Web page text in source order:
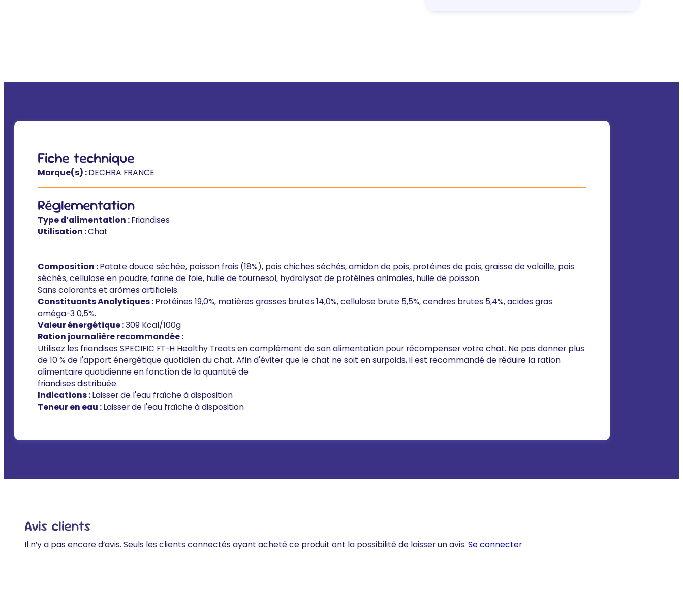
Fiche technique
Marque(s) :DECHRA FRANCE
Réglementation
Type d’alimentation :Friandises
Utilisation :Chat
Composition :Patate douce séchée, poisson frais (18%), pois chiches séchés, amidon de pois, protéines de pois, graisse de volaille, pois
séchés, cellulose en poudre, farine de foie, huile de tournesol, hydrolysat de protéines animales, huile de poisson.
Sans colorants et arômes artificiels.
Constituants Analytiques :Protéines 19,0%, matières grasses brutes 14,0%, cellulose brute 5,5%, cendres brutes 5,4%, acides gras
oméga-3 0,5%.
Valeur énergétique :309 Kcal/100g
Ration journalière recommandée :
Utilisez les friandises SPECIFIC FT-H Healthy Treats en complément de son alimentation pour récompenser votre chat. Ne pas donner plus
de 10 % de l'apport énergétique quotidien du chat. Afin d'éviter que le chat ne soit en surpoids, il est recommandé de réduire la ration
alimentaire quotidienne en fonction de la quantité de
friandises distribuée.
Indications :Laisser de l'eau fraîche à disposition
Teneur en eau :Laisser de l'eau fraîche à disposition
Avis clients
Il n’y a pas encore d’avis. Seuls les clients connectés ayant acheté ce produit ont la possibilité de laisser un avis. Se connecter